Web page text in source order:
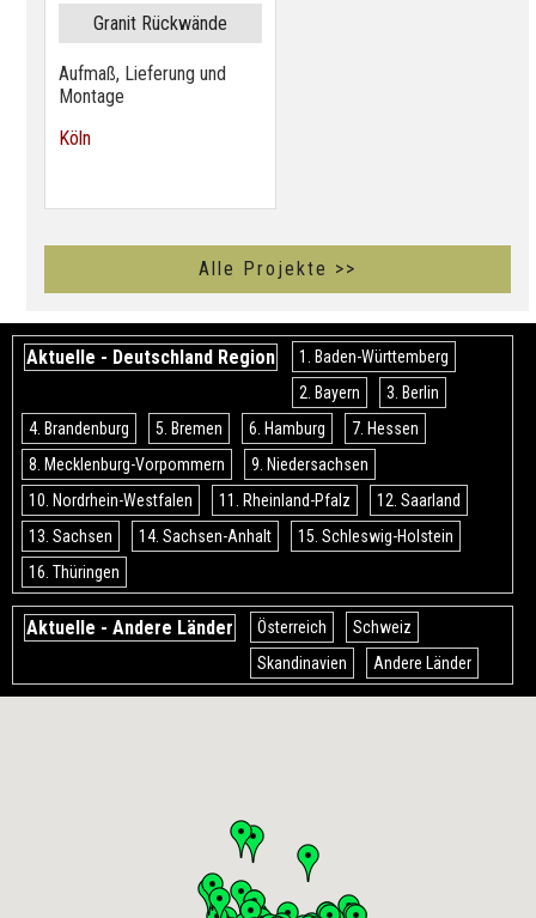
Granit Rückwände
Aufmaß, Lieferung und
Montage
Köln
Alle Projekte >>
Aktuelle - Deutschland Region
1. Baden-Württemberg
2. Bayern
3. Berlin
4. Brandenburg
5. Bremen 6. Hamburg
7. Hessen
8. Mecklenburg-Vorpommern
9. Niedersachsen
10. Nordrhein-Westfalen
11. Rheinland-Pfalz
12. Saarland
13. Sachsen
14. Sachsen-Anhalt
15. Schleswig-Holstein
16. Thüringen
Aktuelle - Andere Länder Österreich
Schweiz
Skandinavien
Andere Länder